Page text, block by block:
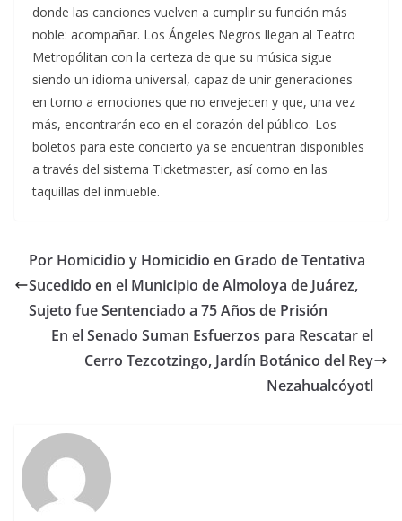
donde las canciones vuelven a cumplir su función más
noble: acompañar. Los Ángeles Negros llegan al Teatro
Metropólitan con la certeza de que su música sigue
siendo un idioma universal, capaz de unir generaciones
en torno a emociones que no envejecen y que, una vez
más, encontrarán eco en el corazón del público. Los
boletos para este concierto ya se encuentran disponibles
a través del sistema Ticketmaster, así como en las
taquillas del inmueble.
Por Homicidio y Homicidio en Grado de Tentativa
Sucedido en el Municipio de Almoloya de Juárez,
Sujeto fue Sentenciado a 75 Años de Prisión
En el Senado Suman Esfuerzos para Rescatar el
Cerro Tezcotzingo, Jardín Botánico del Rey
Nezahualcóyotl